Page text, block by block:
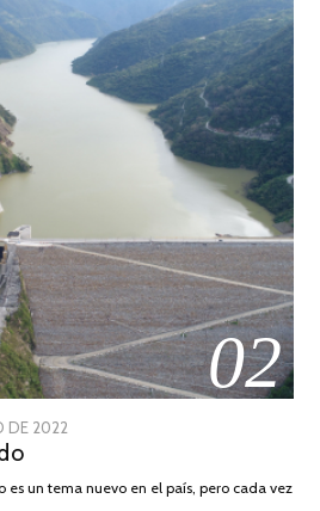
02
DE 2022
DE
es un tema nuevo en el país, pero cada vez